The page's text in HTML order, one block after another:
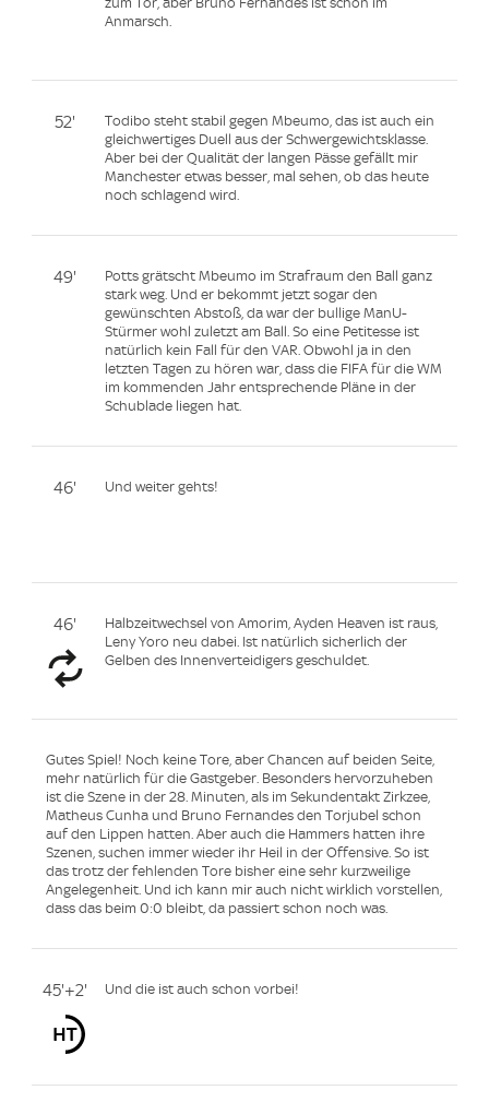
Anmarsch.
52'
Todibo steht stabil gegen Mbeumo, das ist auch ein
gleichwertiges Duell aus der Schwergewichtsklasse.
Aber bei der Qualität der langen Pässe gefällt mir
Manchester etwas besser, mal sehen, ob das heute
noch schlagend wird.
49'
Potts grätscht Mbeumo im Strafraum den Ball ganz
stark weg. Und er bekommt jetzt sogar den
gewünschten Abstoß, da war der bullige ManU-
Stürmer wohl zuletzt am Ball. So eine Petitesse ist
natürlich kein Fall für den VAR. Obwohl ja in den
letzten Tagen zu hören war, dass die FIFA für die WM
im kommenden Jahr entsprechende Pläne in der
Schublade liegen hat.
46' Und weiter gehts!
46'
Halbzeitwechsel von Amorim, Ayden Heaven ist raus,
Leny Yoro neu dabei. Ist natürlich sicherlich der
Gelben des Innenverteidigers geschuldet.
Gutes Spiel! Noch keine Tore, aber Chancen auf beiden Seite,
mehr natürlich für die Gastgeber. Besonders hervorzuheben
ist die Szene in der 28. Minuten, als im Sekundentakt Zirkzee,
Matheus Cunha und Bruno Fernandes den Torjubel schon
auf den Lippen hatten. Aber auch die Hammers hatten ihre
Szenen, suchen immer wieder ihr Heil in der Offensive. So ist
das trotz der fehlenden Tore bisher eine sehr kurzweilige
Angelegenheit. Und ich kann mir auch nicht wirklich vorstellen,
dass das beim 0:0 bleibt, da passiert schon noch was.
45'+2' Und die ist auch schon vorbei!